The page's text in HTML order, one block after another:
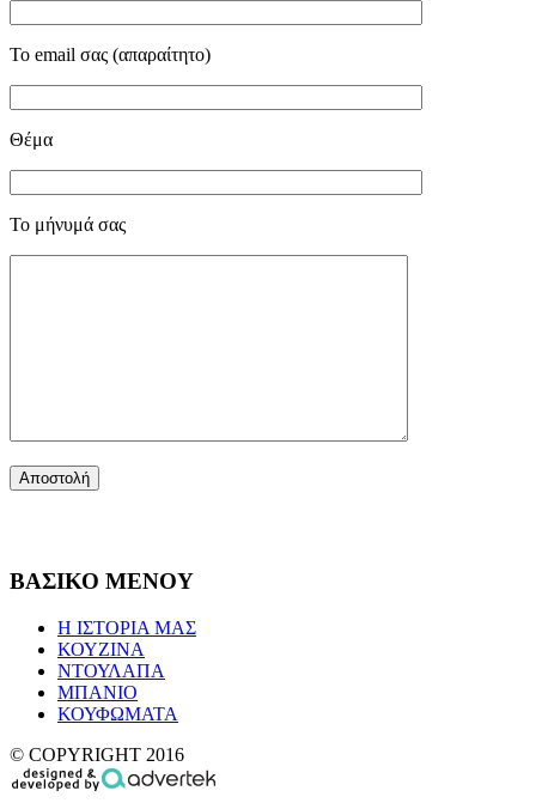
Το email σας (απαραίτητο)
Θέμα
Το μήνυμά σας
ΒΑΣΙΚΟ ΜΕΝΟΥ
Η ΙΣΤΟΡΙΑ ΜΑΣ
ΚΟΥΖΙΝΑ
ΝΤΟΥΛΑΠΑ
ΜΠΑΝΙΟ
ΚΟΥΦΩΜΑΤΑ
© COPYRIGHT 2016